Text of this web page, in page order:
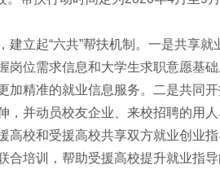
立起“六共”帮扶机制。一是共享就
岗位需求信息和大学生求职意愿基础
加精准的就业信息服务。二是共同
，并动员校友企业、来校招聘的用
校和受援高校共享双方就业创业指
合培训，帮助受援高校提升就业指